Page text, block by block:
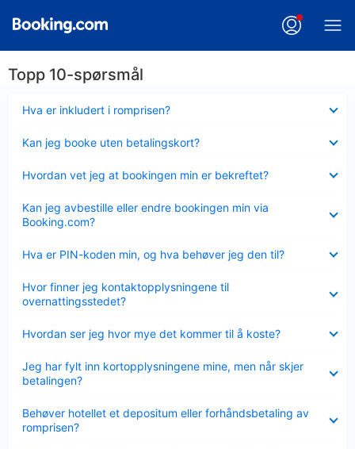
Topp 10-spørsmål
Hva er inkludert i romprisen?
mindre
Kan jeg booke uten betalingskort?
mindre
Hvordan vet jeg at bookingen min er bekreftet?
mindre
Kan jeg avbestille eller endre bookingen min via
Booking.com?
mindre
Hva er PIN-koden min, og hva behøver jeg den til?
mindre
Hvor finner jeg kontaktopplysningene til
overnattingsstedet?
mindre
Hvordan ser jeg hvor mye det kommer til å koste?
mindre
Jeg har fylt inn kortopplysningene mine, men når skjer
betalingen?
mindre
Behøver hotellet et depositum eller forhåndsbetaling av
romprisen?
mindre